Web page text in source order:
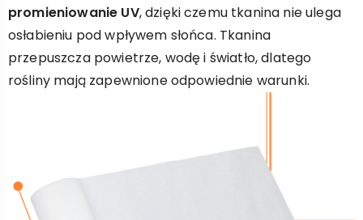
promieniowanie UV, dzięki czemu tkanina nie ulega
osłabieniu pod wpływem słońca. Tkanina
przepuszcza powietrze, wodę i światło, dlatego
rośliny mają zapewnione odpowiednie warunki.